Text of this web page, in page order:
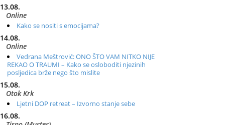
13.08.
Online
Kako se nositi s emocijama?
14.08.
Online
Vedrana Meštrović: ONO ŠTO VAM NITKO NIJE
REKAO O TRAUMI – Kako se osloboditi njezinih
posljedica brže nego što mislite
15.08.
Otok Krk
Ljetni DOP retreat – Izvorno stanje sebe
16.08.